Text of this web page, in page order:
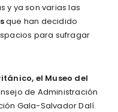
y ya son varias las
que han decidido
para sufragar
el Museo del
de Administración
Gala-Salvador Dalí.